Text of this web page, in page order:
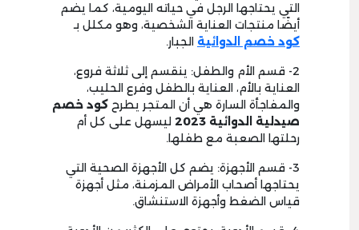
التي يحتاجها الرجل في حياته اليومية، كما يضم
أيضًا منتجات العناية الشخصية، وهو مكلل بـ
كود خصم الدوائية الجبار.
2- قسم الأم والطفل: ينقسم إلى ثلاثة فروع،
العناية بالأم، العناية بالطفل وفرع الحليب،
والمفاجأة السارة هي أن المتجر يطرح كود خصم
صيدلية الدوائية 2023
ليسهل على كل أم
رحلتها الصعبة مع طفلها.
3- قسم الأجهزة: يضم كل الأجهزة الصحية التي
يحتاجها أصحاب الأمراض المزمنة، مثل أجهزة
قياس الضغط وأجهزة الاستنشاق.